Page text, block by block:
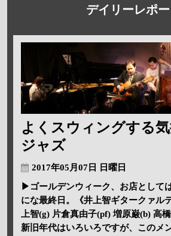
デイリーレポー
よくスウィングする
ジャズ
2017年05月07日 日曜日
▶ゴールデンウィーク、お店として
にな最終日。《井上智ギタークァル
上智(g) 片倉真由子(pf) 増原巌(b) 高
新旧年代はいろいろですが、このメ